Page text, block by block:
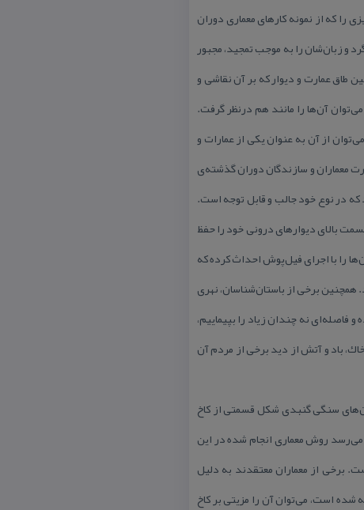
را كه از نمونه‌ كارهای معماری دوران
زبان‌شان را به موجب تمجید، مجبور
طاق عمارت و دیوار كه بر آن نقاشی و
آن‌ها را مانند هم درنظر گرفت.
از آن به عنوان یكی از عمارات و
معماران و سازندگان دوران گذشته‌ی
كه در نوع خود جالب و قابل توجه است.
سال از زمان ساخت آن، گچبری‌های قسمت‌ بالای دیوارهای درونی‌ خود را حفظ
را با اجرای فیل‌پوش احداث كرده كه
برخی از باستان‌شناسان، نهری
فاصله‌ای نه چندان زیاد را بپیماییم،
باد و آتش از دید برخی از مردم آن
سنگی گنبدی شكل قسمتی از كاخ
روش معماری انجام شده در این
برخی از معماران معتقدند به دلیل
شده است، می‌توان آن‌ را مزیتی بر كاخ